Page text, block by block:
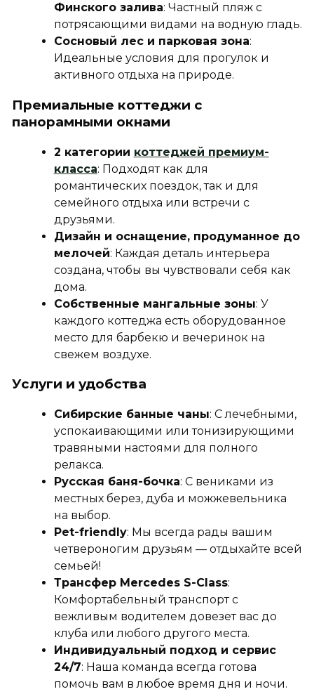
Финского залива: Частный пляж с
потрясающими видами на водную гладь.
Сосновый лес и парковая зона:
Идеальные условия для прогулок и
активного отдыха на природе.
Премиальные коттеджи с
панорамными окнами
2 категории коттеджей премиум-
класса: Подходят как для
романтических поездок, так и для
семейного отдыха или встречи с
друзьями.
Дизайн и оснащение, продуманное до
мелочей: Каждая деталь интерьера
создана, чтобы вы чувствовали себя как
дома.
Собственные мангальные зоны: У
каждого коттеджа есть оборудованное
место для барбекю и вечеринок на
свежем воздухе.
Услуги и удобства
Сибирские банные чаны: С лечебными,
успокаивающими или тонизирующими
травяными настоями для полного
релакса.
Русская баня-бочка: С вениками из
местных берез, дуба и можжевельника
на выбор.
Pet-friendly: Мы всегда рады вашим
четвероногим друзьям — отдыхайте всей
семьей!
Трансфер Mercedes S-Class:
Комфортабельный транспорт с
вежливым водителем довезет вас до
клуба или любого другого места.
Индивидуальный подход и сервис
24/7: Наша команда всегда готова
помочь вам в любое время дня и ночи.